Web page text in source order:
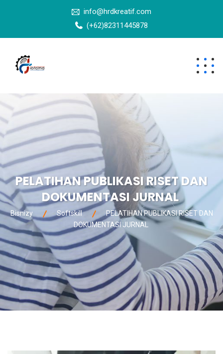
info@hrdkreatif.com
(+62)82311445878
PELATIHAN PUBLIKASI RISET DAN
DOKUMENTASI JURNAL
Bisnizy Softskill
PELATIHAN PUBLIKASI RISET DAN
DOKUMENTASI JURNAL